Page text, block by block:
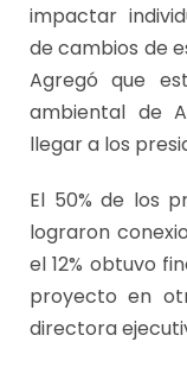
impactar
de cambios de
Agregó que
ambiental de
llegar a los
El 50% de los
lograron
el 12% obtuvo
proyecto en
directora